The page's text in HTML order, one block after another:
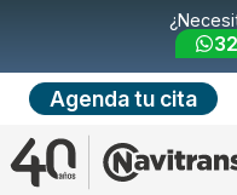
Agenda tu cita